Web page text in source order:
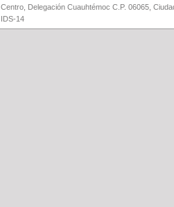
Centro, Delegación Cuauhtémoc C.P. 06065,
IDS-14